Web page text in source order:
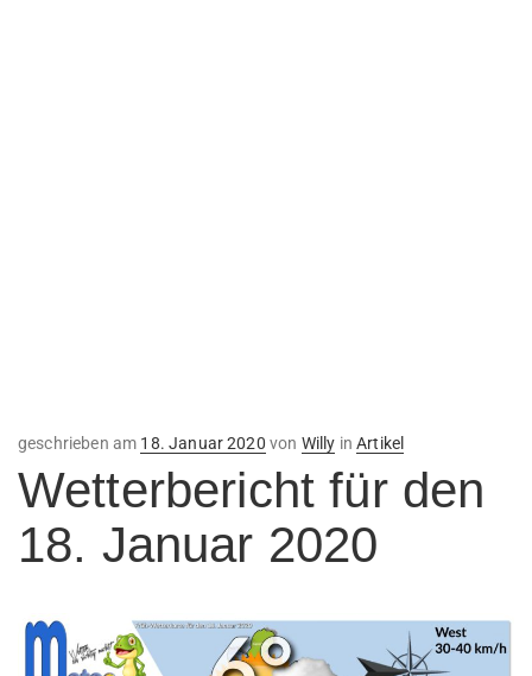
geschrieben am Veröffentlicht
18. Januar 2020 von Willy inArtikel
Wetterbericht für den
18. Januar 2020